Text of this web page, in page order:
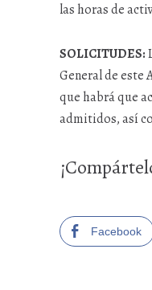
las horas de
SOLICITUDES:
General de este
que habrá que
admitidos, así
Facebook